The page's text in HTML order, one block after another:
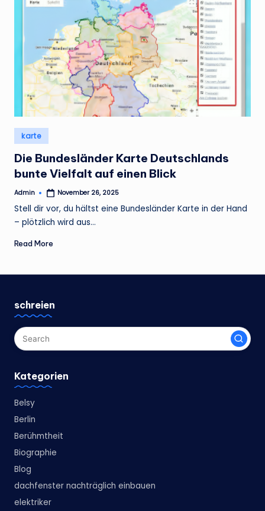
Posted
in
karte
Die Bundesländer Karte Deutschlands
bunte Vielfalt auf einen Blick
Posted
Admin November 26, 2025
Stell dir vor, du hältst eine Bundesländer Karte in der Hand
– plötzlich wird aus…
Read More
schreien
Kategorien
Belsy
Berlin
Berühmtheit
Biographie
Blog
dachfenster nachträglich einbauen
elektriker